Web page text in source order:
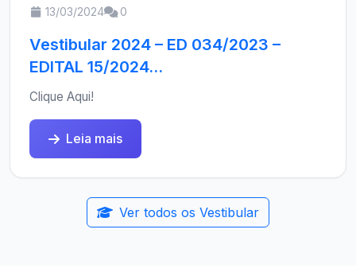
13/03/2024 0
Vestibular 2024 – ED 034/2023 –
EDITAL 15/2024...
Clique Aqui!
Leia mais
Ver todos os Vestibular